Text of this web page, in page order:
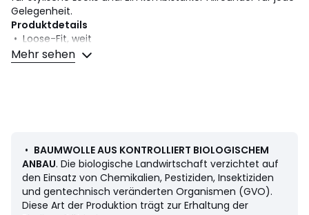
Gelegenheit.
Produktdetails
• Loose-Fit, weit
• Bundhöhe: Hoch
• 2 aufgesetzte Gesässtaschen
• 98% Baumwolle, 2% Elasthan
• Maschinenwäsche max. 40°C
• Bügeln bei mittlerer Temperatur / Nicht bleichen
• Nicht trocknergeeignet
• Nicht chemisch reinigen
Mehr sehen
• BAUMWOLLE AUS KONTROLLIERT BIOLOGISCHEM
ANBAU. Die biologische Landwirtschaft verzichtet auf
den Einsatz von Chemikalien, Pestiziden, Insektiziden
und gentechnisch veränderten Organismen (GVO).
Diese Art der Produktion trägt zur Erhaltung der